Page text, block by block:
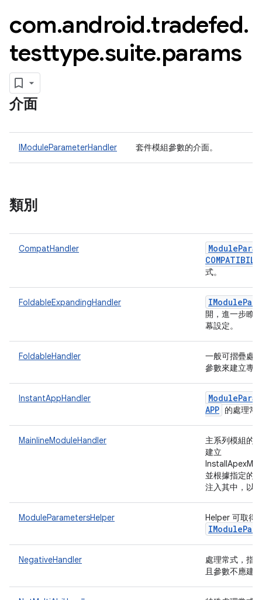
com.android.tradefed.
testtype.suite.params
介面
IModuleParameterHandler 套件模組參數的介面。
類別
CompatHandler Module
式。
FoldableExpandingHandler IModule
開，進一步瞭
幕設定。
FoldableHandler
一般可摺疊處
參數來建立專
InstantAppHandler Module
APP 的處理常
MainlineModuleHandler
主系列模組的
建立
並根據指定的
注入其中，以
ModuleParametersHelper Helper 可取得
IModule
NegativeHandler
處理常式，指
且參數不應建